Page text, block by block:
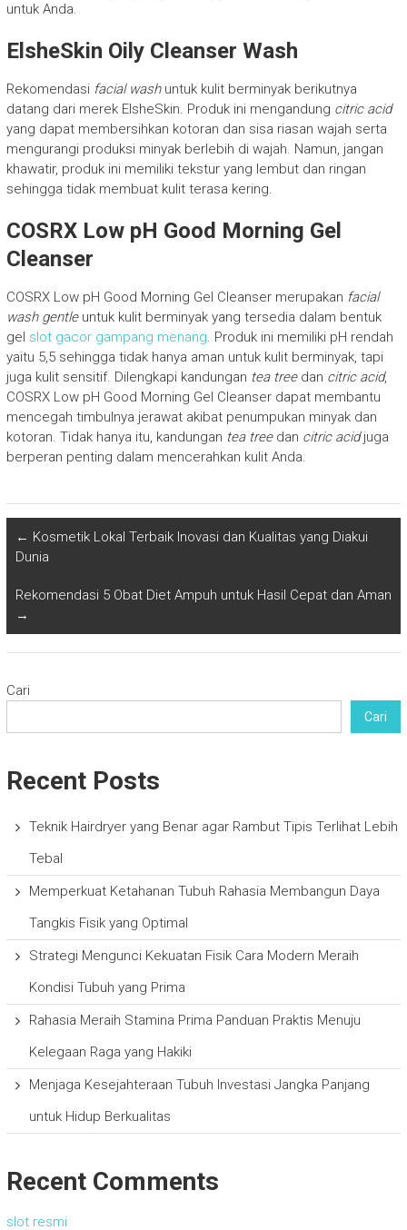
untuk Anda.
ElsheSkin Oily Cleanser Wash
Rekomendasi facial washuntuk kulit berminyak berikutnya
datang dari merek ElsheSkin. Produk ini mengandung citric acid
yang dapat membersihkan kotoran dan sisa riasan wajah serta
mengurangi produksi minyak berlebih di wajah. Namun, jangan
khawatir, produk ini memiliki tekstur yang lembut dan ringan
sehingga tidak membuat kulit terasa kering.
COSRX Low pH Good Morning Gel
Cleanser
COSRX Low pH Good Morning Gel Cleanser merupakan facial
wash gentleuntuk kulit berminyak yang tersedia dalam bentuk
gel slot gacor gampang menang. Produk ini memiliki pH rendah
yaitu 5,5 sehingga tidak hanya aman untuk kulit berminyak, tapi
juga kulit sensitif. Dilengkapi kandungan tea treedan citric acid,
COSRX Low pH Good Morning Gel Cleanser dapat membantu
mencegah timbulnya jerawat akibat penumpukan minyak dan
kotoran. Tidak hanya itu, kandungan tea tree dan citric acidjuga
berperan penting dalam mencerahkan kulit Anda.
← Kosmetik Lokal Terbaik Inovasi dan Kualitas yang Diakui
Dunia
Rekomendasi 5 Obat Diet Ampuh untuk Hasil Cepat dan Aman
→
Cari
Cari
Recent Posts
Teknik Hairdryer yang Benar agar Rambut Tipis Terlihat Lebih
Tebal
Memperkuat Ketahanan Tubuh Rahasia Membangun Daya
Tangkis Fisik yang Optimal
Strategi Mengunci Kekuatan Fisik Cara Modern Meraih
Kondisi Tubuh yang Prima
Rahasia Meraih Stamina Prima Panduan Praktis Menuju
Kelegaan Raga yang Hakiki
Menjaga Kesejahteraan Tubuh Investasi Jangka Panjang
untuk Hidup Berkualitas
Recent Comments
slot resmi